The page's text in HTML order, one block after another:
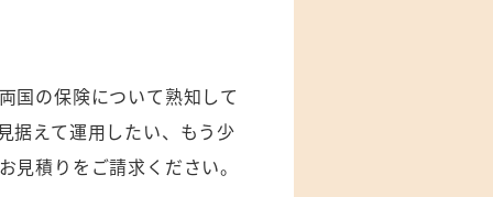
国の保険について熟知して
据えて運用したい、もう少
見積りをご請求ください。